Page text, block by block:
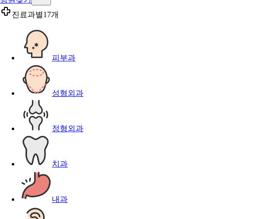
진료과별17개
피부과
성형외과
정형외과
치과
내과